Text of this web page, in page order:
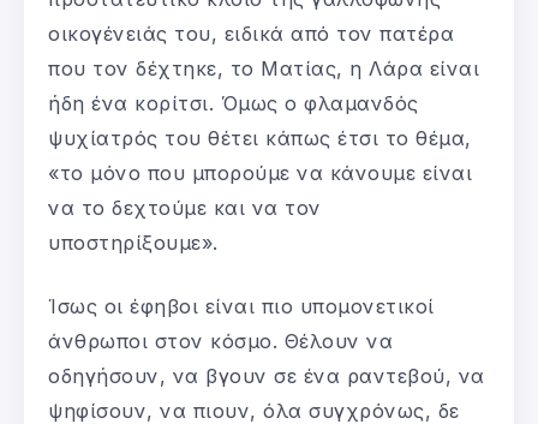
οικογένειάς του, ειδικά από τον πατέρα
που τον δέχτηκε, το Ματίας, η Λάρα είναι
ήδη ένα κορίτσι. Όμως ο φλαμανδός
ψυχίατρός του θέτει κάπως έτσι το θέμα,
«το μόνο που μπορούμε να κάνουμε είναι
να το δεχτούμε και να τον
υποστηρίξουμε».
Ίσως οι έφηβοι είναι πιο υπομονετικοί
άνθρωποι στον κόσμο. Θέλουν να
οδηγήσουν, να βγουν σε ένα ραντεβού, να
ψηφίσουν, να πιουν, όλα συγχρόνως, δε